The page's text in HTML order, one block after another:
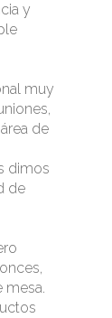
y
muy
de
dimos
de
mesa.